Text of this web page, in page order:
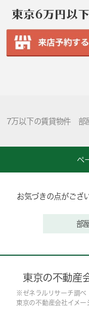
7万以下の賃貸物件 部
ペ
お気づきの点がござ
部
東京の不動産
※ゼネラルリサーチ調べ
東京の不動産会社イメー